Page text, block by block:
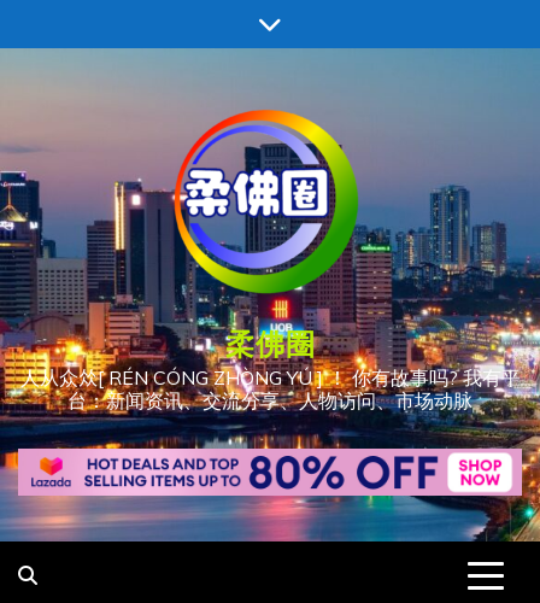
至
柔佛圈
人从众𠈌[ RÉN CÓNG ZHÒNG YÚ ] ！ 你有故事吗? 我有平
台：新闻资讯、交流分享、人物访问、市场动脉